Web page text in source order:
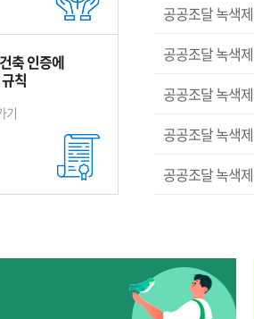
축 인증에
칙
기
공공조달 녹색
공공조달 녹색
공공조달 녹색
공공조달 녹색
공공조달 녹색